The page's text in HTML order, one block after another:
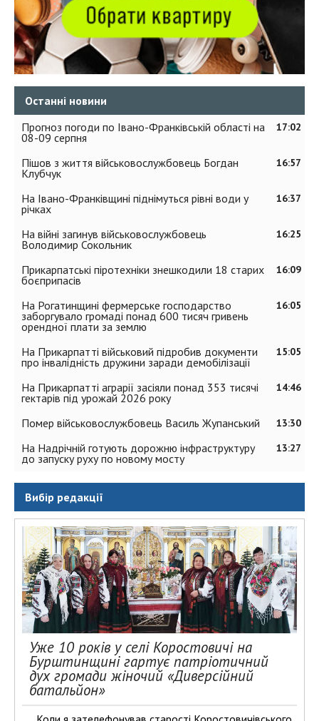
Останні новини
17:02
Прогноз погоди по Івано-Франківській області на
08-09 серпня
16:57
Пішов з життя військовослужбовець Богдан
Клубчук
16:37
На Івано-Франківщині піднімуться рівні води у
річках
16:25
На війні загинув військовослужбовець
Володимир Сокольник
16:09
Прикарпатські піротехніки знешкодили 18 старих
боєприпасів
16:05
На Рогатинщині фермерське господарство
заборгувало громаді понад 600 тисяч гривень
орендної плати за землю
15:05
На Прикарпатті військовий підробив документи
про інвалідність дружини заради демобілізації
14:46
На Прикарпатті аграрії засіяли понад 353 тисячі
гектарів під урожай 2026 року
13:30
Помер військовослужбовець Василь Жупанський
13:27
На Надрічній готують дорожню інфраструктуру
до запуску руху по новому мосту
Вибір редакції
Уже 10 років у селі Коростовичі на
Бурштинщині гартує патріотичний
дух громади жіночий «Диверсійний
батальйон»